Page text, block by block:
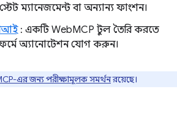
ম্যানেজমেন্ট বা অন্যান্য ফাংশন।
: একটি WebMCP টুল তৈরি করতে
অ্যানোটেশন যোগ করুন।
এর জন্য পরীক্ষামূলক সমর্থনরয়েছে।